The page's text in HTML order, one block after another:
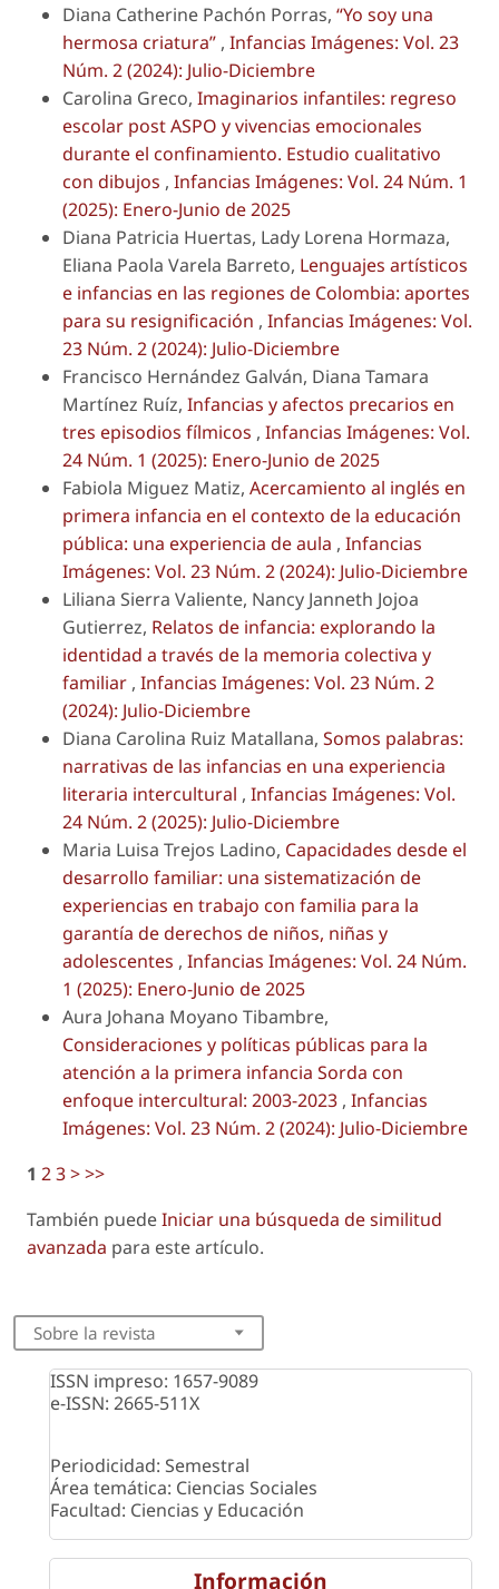
Diana Catherine Pachón Porras, “Yo soy una
hermosa criatura” , Infancias Imágenes: Vol. 23
Núm. 2 (2024): Julio-Diciembre
Carolina Greco, Imaginarios infantiles: regreso
escolar post ASPO y vivencias emocionales
durante el confinamiento. Estudio cualitativo
con dibujos , Infancias Imágenes: Vol. 24 Núm. 1
(2025): Enero-Junio de 2025
Diana Patricia Huertas, Lady Lorena Hormaza,
Eliana Paola Varela Barreto, Lenguajes artísticos
e infancias en las regiones de Colombia: aportes
para su resignificación , Infancias Imágenes: Vol.
23 Núm. 2 (2024): Julio-Diciembre
Francisco Hernández Galván, Diana Tamara
Martínez Ruíz, Infancias y afectos precarios en
tres episodios fílmicos , Infancias Imágenes: Vol.
24 Núm. 1 (2025): Enero-Junio de 2025
Fabiola Miguez Matiz, Acercamiento al inglés en
primera infancia en el contexto de la educación
pública: una experiencia de aula , Infancias
Imágenes: Vol. 23 Núm. 2 (2024): Julio-Diciembre
Liliana Sierra Valiente, Nancy Janneth Jojoa
Gutierrez, Relatos de infancia: explorando la
identidad a través de la memoria colectiva y
familiar , Infancias Imágenes: Vol. 23 Núm. 2
(2024): Julio-Diciembre
Diana Carolina Ruiz Matallana, Somos palabras:
narrativas de las infancias en una experiencia
literaria intercultural , Infancias Imágenes: Vol.
24 Núm. 2 (2025): Julio-Diciembre
Maria Luisa Trejos Ladino, Capacidades desde el
desarrollo familiar: una sistematización de
experiencias en trabajo con familia para la
garantía de derechos de niños, niñas y
adolescentes , Infancias Imágenes: Vol. 24 Núm.
1 (2025): Enero-Junio de 2025
Aura Johana Moyano Tibambre,
Consideraciones y políticas públicas para la
atención a la primera infancia Sorda con
enfoque intercultural: 2003-2023 , Infancias
Imágenes: Vol. 23 Núm. 2 (2024): Julio-Diciembre
1 23>>>
También puedeIniciar una búsqueda de similitud
avanzada para este artículo.
Sobre la revista
ISSN impreso: 1657-9089
e-ISSN: 2665-511X
Periodicidad: Semestral
Área temática: Ciencias Sociales
Facultad: Ciencias y Educación
Información